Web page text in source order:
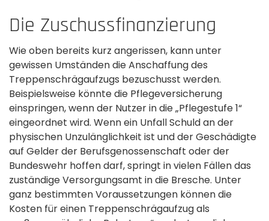
Die Zuschussfinanzierung
Wie oben bereits kurz angerissen, kann unter
gewissen Umständen die Anschaffung des
Treppenschrägaufzugs bezuschusst werden.
Beispielsweise könnte die Pflegeversicherung
einspringen, wenn der Nutzer in die „Pflegestufe 1“
eingeordnet wird. Wenn ein Unfall Schuld an der
physischen Unzulänglichkeit ist und der Geschädigte
auf Gelder der Berufsgenossenschaft oder der
Bundeswehr hoffen darf, springt in vielen Fällen das
zuständige Versorgungsamt in die Bresche. Unter
ganz bestimmten Voraussetzungen können die
Kosten für einen Treppenschrägaufzug als